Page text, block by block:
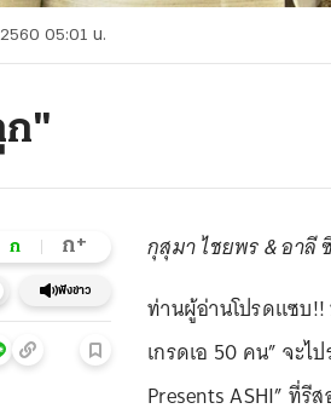
05:01 น.
ก"
ก ก+
ฟังข่าว
กุสุมา ไชยพร & อาลี
ท่านผู้อ่านโปรดแซบ!!
เกรดเอ 50 คน” จะ
Presents ASHI” ที่